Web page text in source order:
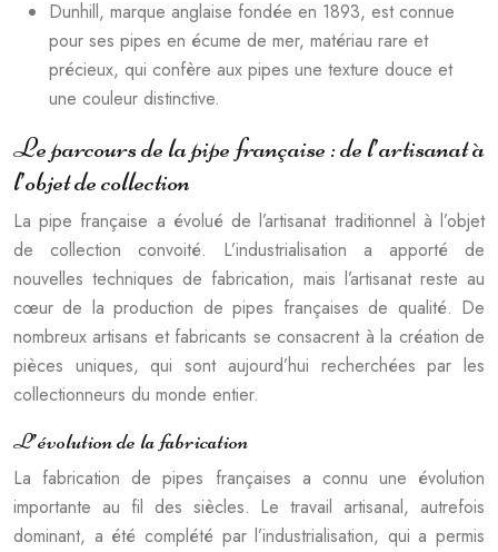
Dunhill, marque anglaise fondée en 1893, est connue
pour ses pipes en écume de mer, matériau rare et
précieux, qui confère aux pipes une texture douce et
une couleur distinctive.
Le parcours de la pipe française : de l’artisanat à
l’objet de collection
La pipe française a évolué de l’artisanat traditionnel à l’objet
de collection convoité. L’industrialisation a apporté de
nouvelles techniques de fabrication, mais l’artisanat reste au
cœur de la production de pipes françaises de qualité. De
nombreux artisans et fabricants se consacrent à la création de
pièces uniques, qui sont aujourd’hui recherchées par les
collectionneurs du monde entier.
L’évolution de la fabrication
La fabrication de pipes françaises a connu une évolution
importante au fil des siècles. Le travail artisanal, autrefois
dominant, a été complété par l’industrialisation, qui a permis